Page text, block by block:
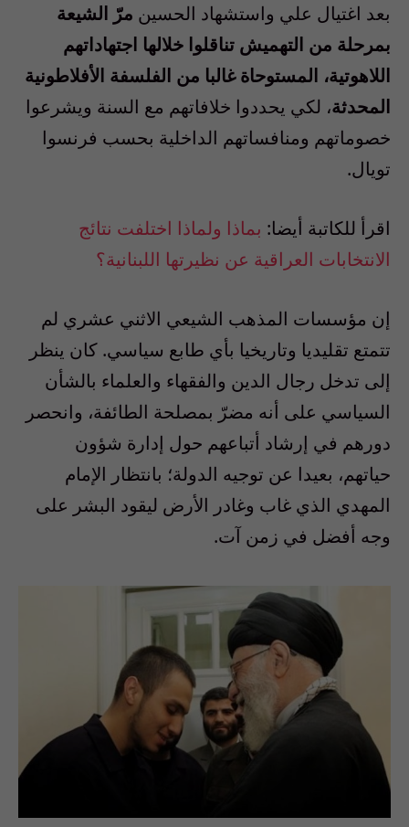
بعد اغتيال علي واستشهاد الحسين مرّ الشيعة
بمرحلة من التهميش تناقلوا خلالها اجتهاداتهم
اللاهوتية، المستوحاة غالبا من الفلسفة الأفلاطونية
المحدثة، لكي يحددوا خلافاتهم مع السنة ويشرعوا
خصوماتهم ومنافساتهم الداخلية بحسب فرنسوا
تويال.
اقرأ للكاتبة أيضا: بماذا ولماذا اختلفت نتائج
الانتخابات العراقية عن نظيرتها اللبنانية؟
إن مؤسسات المذهب الشيعي الاثني عشري لم
تتمتع تقليديا وتاريخيا بأي طابع سياسي. كان ينظر
إلى تدخل رجال الدين والفقهاء والعلماء بالشأن
السياسي على أنه مضرّ بمصلحة الطائفة، وانحصر
دورهم في إرشاد أتباعهم حول إدارة شؤون
حياتهم، بعيدا عن توجيه الدولة؛ بانتظار الإمام
المهدي الذي غاب وغادر الأرض ليقود البشر على
وجه أفضل في زمن آت.